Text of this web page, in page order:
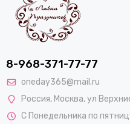
8-968-371-77-77
oneday365@mail.ru
Россия, Москва,ул
С Понедельника по